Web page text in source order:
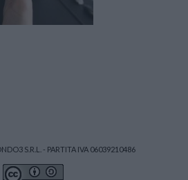
S.R.L. - PARTITA IVA 06039210486